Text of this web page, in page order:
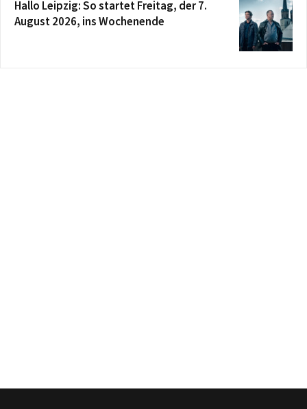
Hallo Leipzig: So startet Freitag, der 7.
August 2026, ins Wochenende